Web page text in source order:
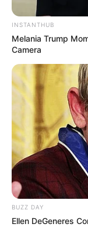
INSTANTHUB
Melania Trump
Camera
BUZZ DAY
Ellen DeGeneres